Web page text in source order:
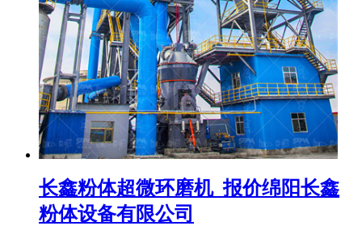
长鑫粉体超微环磨机_报价绵阳长鑫
粉体设备有限公司